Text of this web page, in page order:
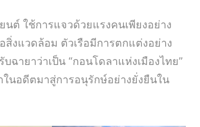
นต์ ใช้การแจวด้วยแรงคนเพียงอย่าง
สิ่งแวดล้อม ตัวเรือมีการตกแต่งอย่าง
ายาว่าเป็น “กอนโดลาแห่งเมืองไทย”
นอดีตมาสู่การอนุรักษ์อย่างยั่งยืนใน